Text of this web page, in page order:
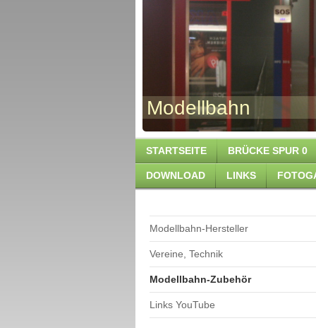
STARTSEITE BRÜCKE SPUR 0
DOWNLOAD LINKS
Modellbahn-Hersteller
Vereine, Technik
Modellbahn-Zubehör
Links YouTube